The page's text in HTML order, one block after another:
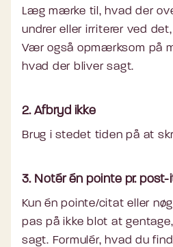
Læg mærke til, hvad der
undrer eller irriterer ved
Vær også opmærksom på
hvad der bliver sagt.
2. Afbryd ikke
Brug i stedet tiden på at
3. Notér én pointe pr. post-
Kun én pointe/citat eller
pas på ikke blot at
sagt. Formulér, hvad du